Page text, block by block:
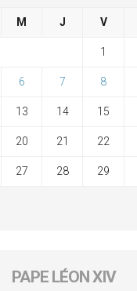
M J V
1
6 7 8
13 14 15
20 21 22
27 28 29
PAPE LÉON XIV